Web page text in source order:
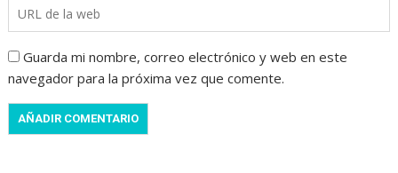
Guarda mi nombre, correo electrónico y web en este
navegador para la próxima vez que comente.